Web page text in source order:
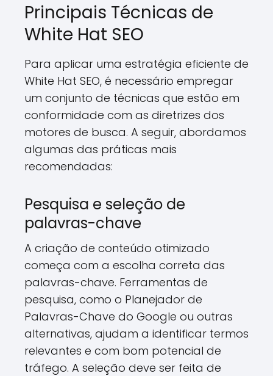
Principais Técnicas de
White Hat SEO
Para aplicar uma estratégia eficiente de
White Hat SEO, é necessário empregar
um conjunto de técnicas que estão em
conformidade com as diretrizes dos
motores de busca. A seguir, abordamos
algumas das práticas mais
recomendadas:
Pesquisa e seleção de
palavras-chave
A criação de conteúdo otimizado
começa com a escolha correta das
palavras-chave. Ferramentas de
pesquisa, como o Planejador de
Palavras-Chave do Google ou outras
alternativas, ajudam a identificar termos
relevantes e com bom potencial de
tráfego. A seleção deve ser feita de